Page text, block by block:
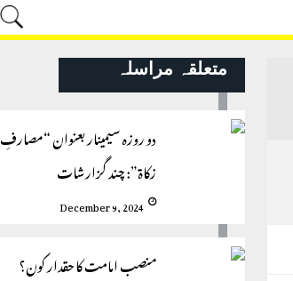
متعلقہ مراسلہ
دو روزہ سیمینار بعنوان “مصارفِ
زکاة”: چند گزارشات
December 9, 2024
منصب امامت کا حقدار کون؟